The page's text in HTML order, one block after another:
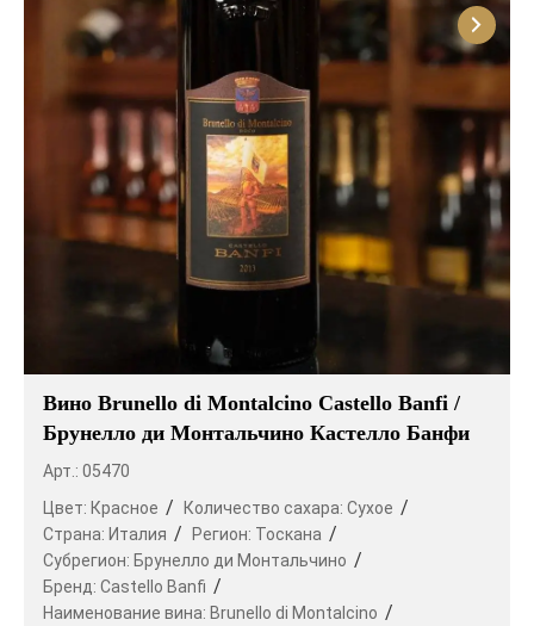
Большое внимание уделяется в компании и бочкам
для выдержки. Дуб для них поступает из
знаменитых лесов центральной Франции – Тронсэ,
Алье, Фонтенбло. Закупленные доски
выдерживаются в течение трех лет на воздухе.
Бочки после сбора обжигаются при температурах
ниже регламентированных, но более долгое время,
благодаря чему достигается равномерный обжиг.
Хозяйство располагает 7000 больших и маленьких
бочек, изготовленных собственными мастерами.
Вино Brunello di Montalcino Castello Banfi /
Брунелло ди Монтальчино Кастелло Банфи
Арт.: 05470
Цвет: Красное Количество сахара: Сухое
Страна: Италия Регион: Тоскана
Субрегион: Брунелло ди Монтальчино
Бренд: Castello Banfi
Наименование вина: Brunello di Montalcino